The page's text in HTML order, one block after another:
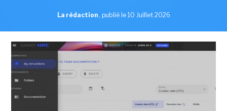
La rédaction , publié le 10 Juillet 2026